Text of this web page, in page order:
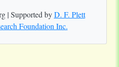
| Supported byD. F. Plett
Foundation Inc.